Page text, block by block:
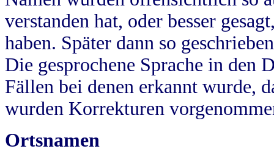
verstanden hat, oder besser
haben. Später dann so
Die gesprochene Sprache in
Fällen bei denen erkannt wurde,
wurden Korrekturen
Ortsnamen